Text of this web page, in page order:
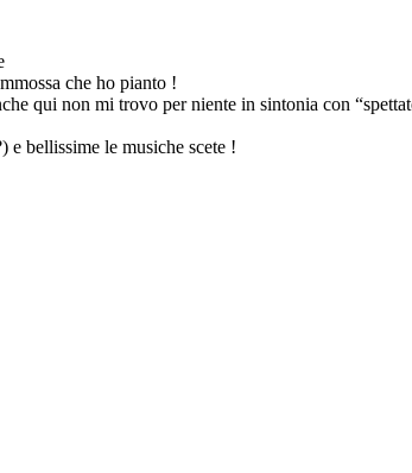
che ho pianto !
qui non mi trovo per niente in sintonia con
e bellissime le musiche scete !